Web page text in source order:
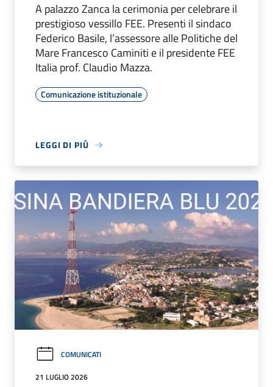
A palazzo Zanca la cerimonia per celebrare il
prestigioso vessillo FEE. Presenti il sindaco
Federico Basile, l’assessore alle Politiche del
Mare Francesco Caminiti e il presidente FEE
Italia prof. Claudio Mazza.
Comunicazione istituzionale
LEGGI DI PIÙ
COMUNICATI
21 LUGLIO 2026